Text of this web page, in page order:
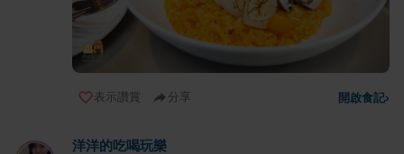
表示讚賞 分享 開啟食記›
洋洋的吃喝玩樂